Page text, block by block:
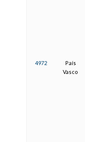
4972
País
Vasco